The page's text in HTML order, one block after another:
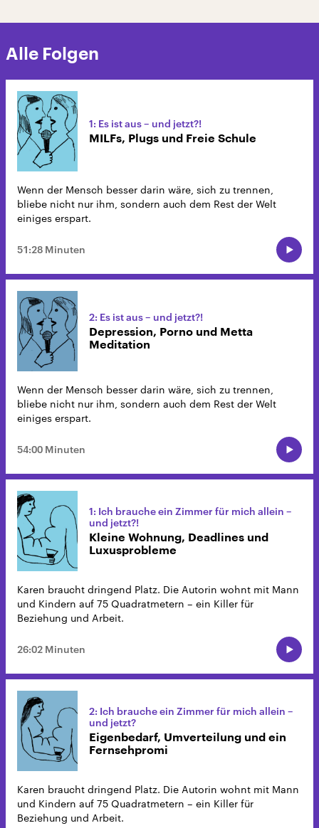
Alle Folgen
1: Es ist aus – und jetzt?!
MILFs, Plugs und Freie Schule
Wenn der Mensch besser darin wäre, sich zu trennen,
bliebe nicht nur ihm, sondern auch dem Rest der Welt
einiges erspart.
51:28 Minuten
2: Es ist aus – und jetzt?!
Depression, Porno und Metta
Meditation
Wenn der Mensch besser darin wäre, sich zu trennen,
bliebe nicht nur ihm, sondern auch dem Rest der Welt
einiges erspart.
54:00 Minuten
1: Ich brauche ein Zimmer für mich allein –
und jetzt?!
Kleine Wohnung, Deadlines und
Luxusprobleme
Karen braucht dringend Platz. Die Autorin wohnt mit Mann
und Kindern auf 75 Quadratmetern – ein Killer für
Beziehung und Arbeit.
26:02 Minuten
2: Ich brauche ein Zimmer für mich allein –
und jetzt?
Eigenbedarf, Umverteilung und ein
Fernsehpromi
Karen braucht dringend Platz. Die Autorin wohnt mit Mann
und Kindern auf 75 Quadratmetern – ein Killer für
Beziehung und Arbeit.